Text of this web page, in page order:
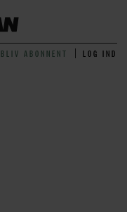
BLIV ABONNENT LOG IND